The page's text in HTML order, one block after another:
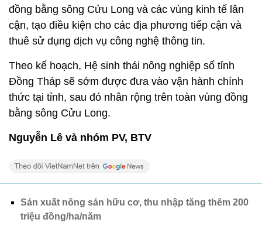
đồng bằng sông Cửu Long và các vùng kinh tế lân
cận, tạo điều kiện cho các địa phương tiếp cận và
thuê sử dụng dịch vụ công nghệ thông tin.
Theo kế hoạch, Hệ sinh thái nông nghiệp số tỉnh
Đồng Tháp sẽ sớm được đưa vào vận hành chính
thức tại tỉnh, sau đó nhân rộng trên toàn vùng đồng
bằng sông Cửu Long.
Nguyễn Lê và nhóm PV, BTV
Sản xuất nông sản hữu cơ, thu nhập tăng thêm 200
triệu đồng/ha/năm